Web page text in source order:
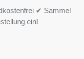
✔ Sammel
ein!